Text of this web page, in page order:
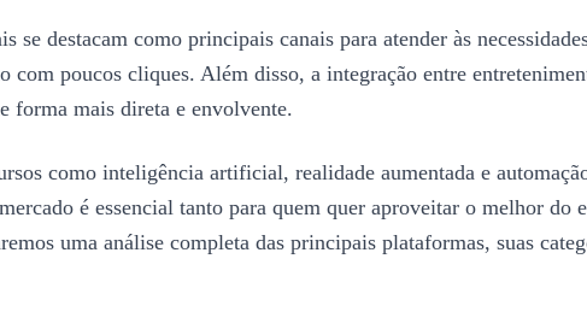
destacam como principais canais para atender às
poucos cliques. Além disso, a integração entre
forma mais direta e envolvente.
como inteligência artificial, realidade aumentada e
é essencial tanto para quem quer aproveitar o melhor do
uma análise completa das principais plataformas, suas